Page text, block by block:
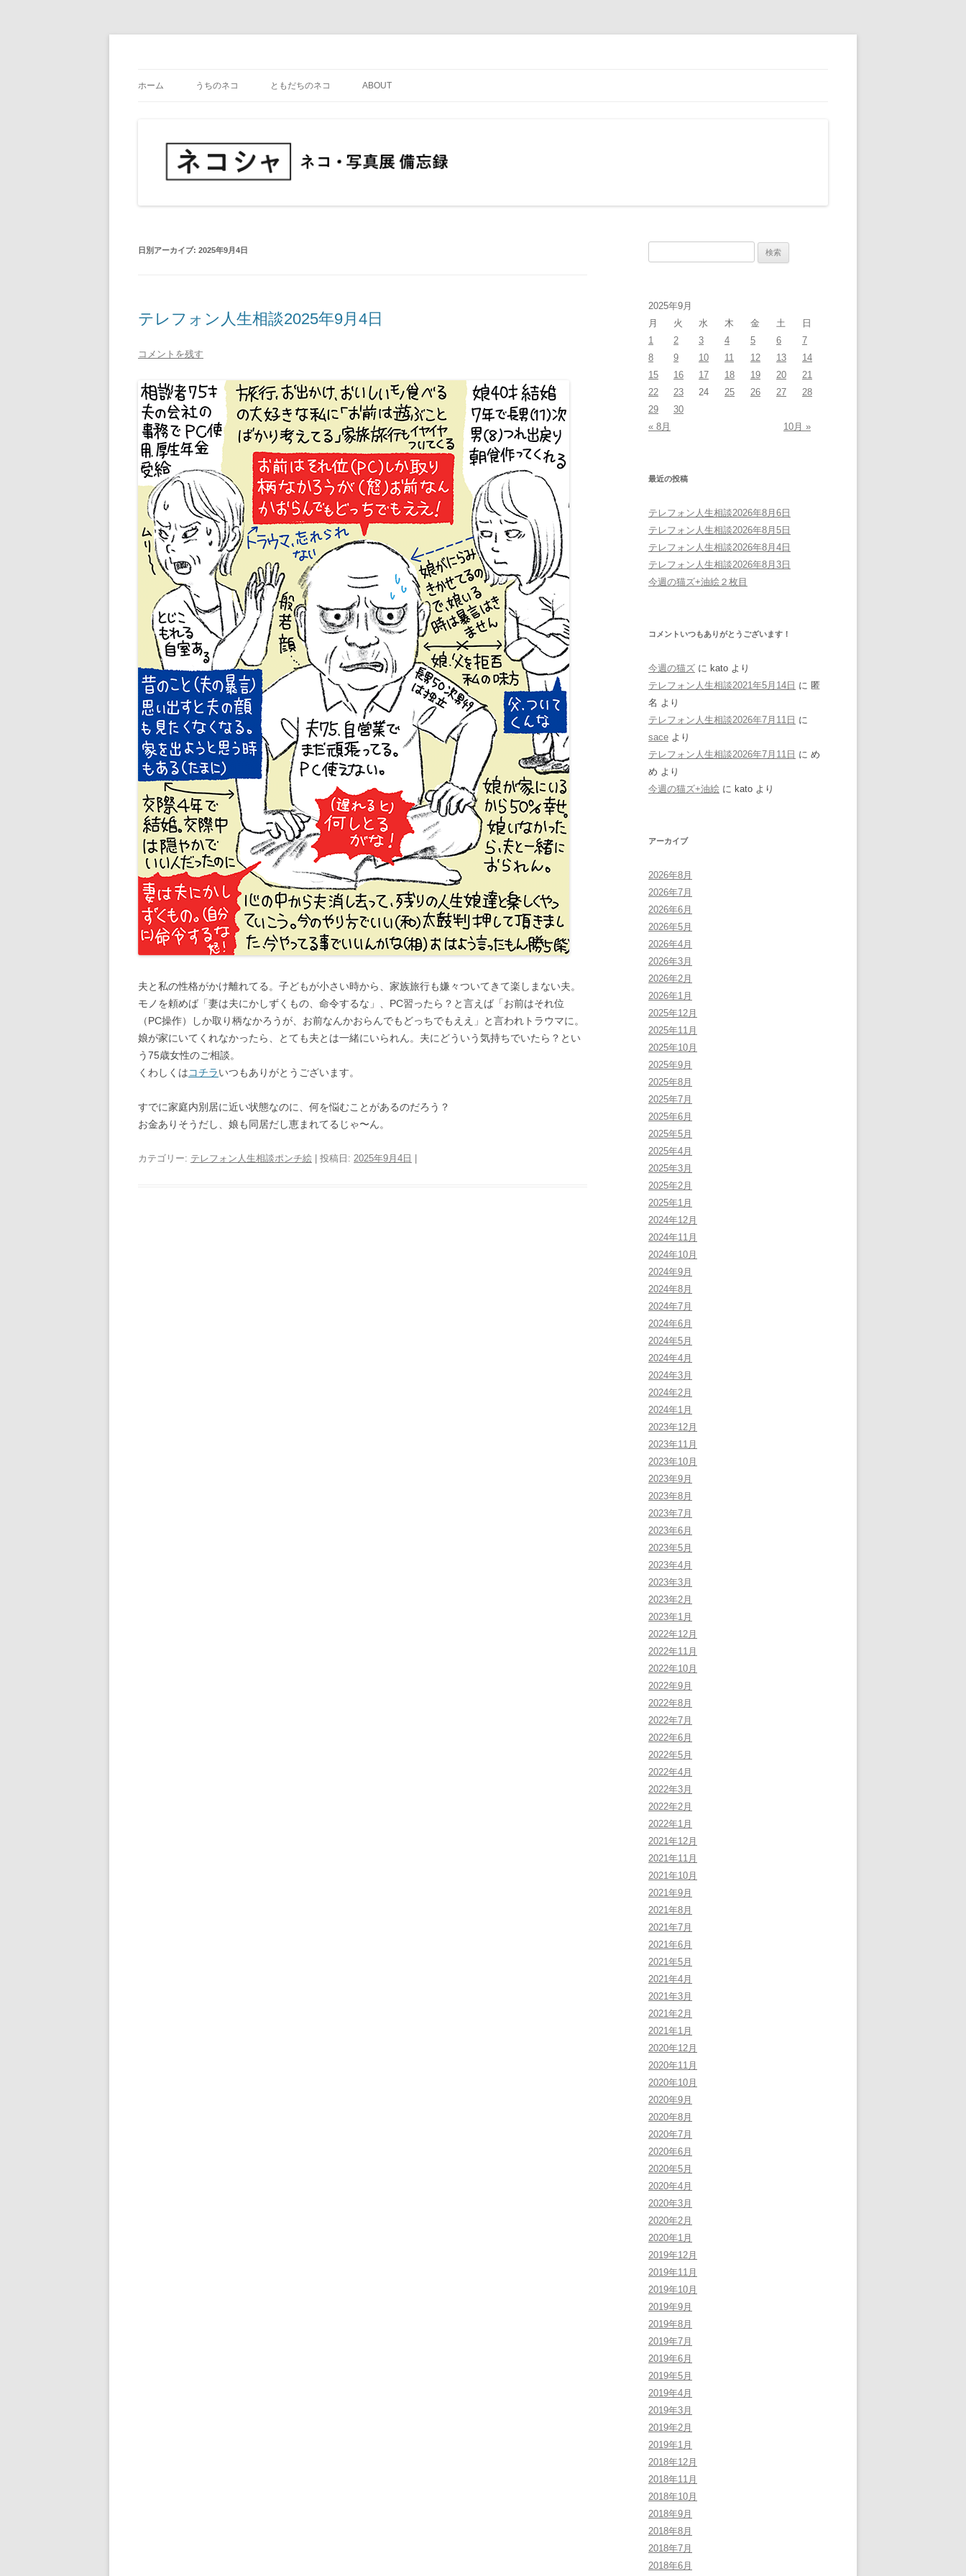
へ
ホーム うちのネコ ともだちのネコ ABOUT
日別アーカイブ: 2025年9月4日
テレフォン人生相談2025年9月4日
コメントを残す
夫と私の性格がかけ離れてる。子どもが小さい時から、家族旅行も嫌々ついてきて楽しまない夫。
モノを頼めば「妻は夫にかしずくもの、命令するな」、PC習ったら？と言えば「お前はそれ位
（PC操作）しか取り柄なかろうが、お前なんかおらんでもどっちでもええ」と言われトラウマに。
娘が家にいてくれなかったら、とても夫とは一緒にいられん。夫にどういう気持ちでいたら？とい
う75歳女性のご相談。
くわしくはコチラいつもありがとうございます。
すでに家庭内別居に近い状態なのに、何を悩むことがあるのだろう？
お金ありそうだし、娘も同居だし恵まれてるじゃ〜ん。
カテゴリー: テレフォン人生相談ポンチ絵 | 投稿日: 2025年9月4日
2025年9月
月
火 水 木 金 土
日
1
2 3 4 5 6
7
8
9 10 11 12 13
14
15
16 17 18 19 20
21
22
23 24 25 26 27
28
29
30
« 8月
10月 »
最近の投稿
テレフォン人生相談2026年8月6日
テレフォン人生相談2026年8月5日
テレフォン人生相談2026年8月4日
テレフォン人生相談2026年8月3日
今週の猫ズ+油絵２枚目
コメントいつもありがとうございます！
今週の猫ズ に kato より
テレフォン人生相談2021年5月14日 に 匿
名 より
テレフォン人生相談2026年7月11日 に
sace より
テレフォン人生相談2026年7月11日 に め
め より
今週の猫ズ+油絵 に kato より
アーカイブ
2026年8月
2026年7月
2026年6月
2026年5月
2026年4月
2026年3月
2026年2月
2026年1月
2025年12月
2025年11月
2025年10月
2025年9月
2025年8月
2025年7月
2025年6月
2025年5月
2025年4月
2025年3月
2025年2月
2025年1月
2024年12月
2024年11月
2024年10月
2024年9月
2024年8月
2024年7月
2024年6月
2024年5月
2024年4月
2024年3月
2024年2月
2024年1月
2023年12月
2023年11月
2023年10月
2023年9月
2023年8月
2023年7月
2023年6月
2023年5月
2023年4月
2023年3月
2023年2月
2023年1月
2022年12月
2022年11月
2022年10月
2022年9月
2022年8月
2022年7月
2022年6月
2022年5月
2022年4月
2022年3月
2022年2月
2022年1月
2021年12月
2021年11月
2021年10月
2021年9月
2021年8月
2021年7月
2021年6月
2021年5月
2021年4月
2021年3月
2021年2月
2021年1月
2020年12月
2020年11月
2020年10月
2020年9月
2020年8月
2020年7月
2020年6月
2020年5月
2020年4月
2020年3月
2020年2月
2020年1月
2019年12月
2019年11月
2019年10月
2019年9月
2019年8月
2019年7月
2019年6月
2019年5月
2019年4月
2019年3月
2019年2月
2019年1月
2018年12月
2018年11月
2018年10月
2018年9月
2018年8月
2018年7月
2018年6月